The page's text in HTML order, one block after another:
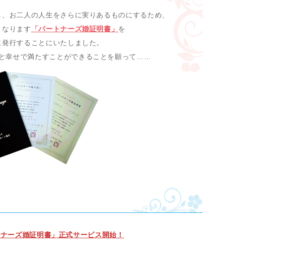
お二人の人生をさらに実りあるものにするため、
ります
「パートナーズ婚証明書」 を
行することにいたしました。
幸せで満たすことができることを願って……
ーズ婚証明書」正式サービス開始！